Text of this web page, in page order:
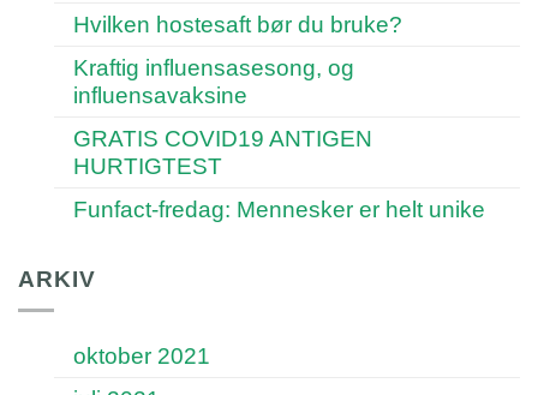
Hvilken hostesaft bør du bruke?
Kraftig influensasesong, og
influensavaksine
GRATIS COVID19 ANTIGEN
HURTIGTEST
Funfact-fredag: Mennesker er helt unike
ARKIV
oktober 2021